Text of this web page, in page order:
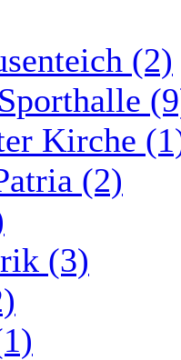
(2)
Kirche
(2)
(3)